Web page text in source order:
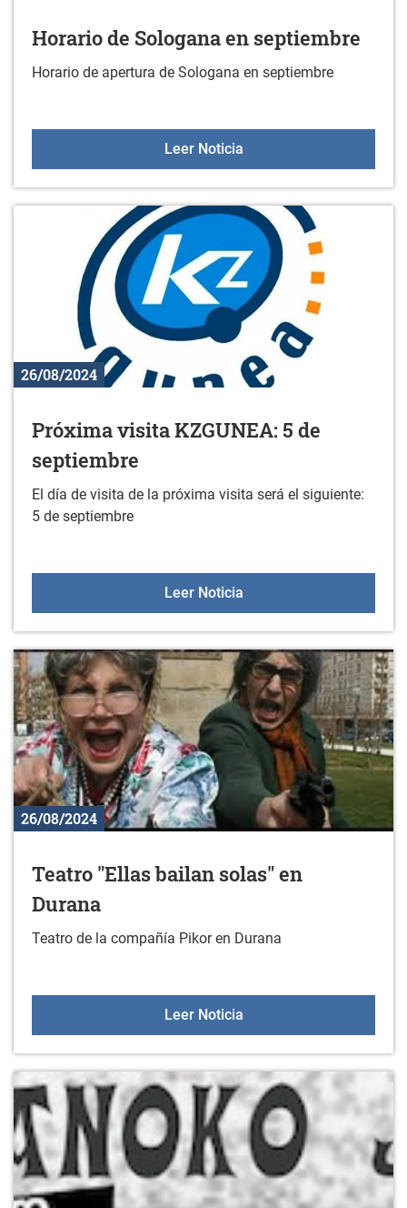
Horario de Sologana en septiembre
Horario de apertura de Sologana en septiembre
Leer NoticiaHorario de Sologana en
26/08/2024
Próxima visita KZGUNEA: 5 de
septiembre
El día de visita de la próxima visita será el siguiente:
5 de septiembre
Leer NoticiaPróxima visita
26/08/2024
Teatro "Ellas bailan solas" en
Durana
Teatro de la compañía Pikor en Durana
Leer NoticiaTeatro "Ellas bailan